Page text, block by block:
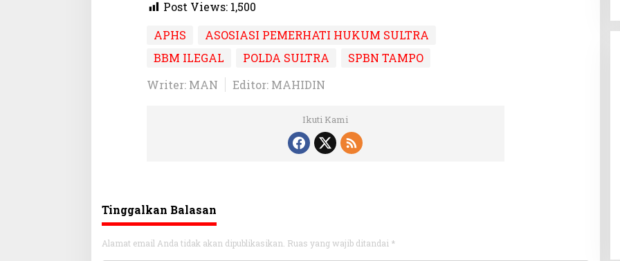
Post Views: 1,500
APHS
ASOSIASI PEMERHATI HUKUM SULTRA
BBM ILEGAL
POLDA SULTRA
SPBN TAMPO
Writer: MAN
Editor: MAHIDIN
Ikuti Kami
Tinggalkan Balasan
Alamat email Anda tidak akan dipublikasikan. Ruas yang wajib ditandai *